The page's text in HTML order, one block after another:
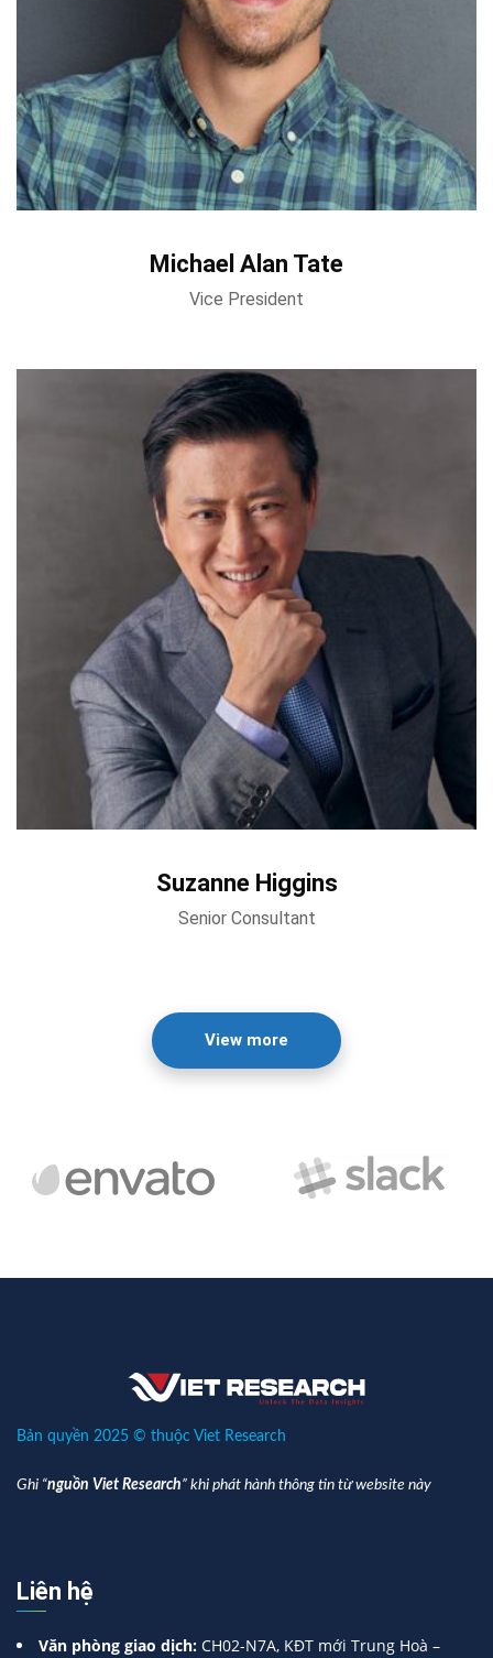
Michael Alan Tate
Vice President
Suzanne Higgins
Senior Consultant
View more
Bản quyền 2025 © thuộc Viet Research
Ghi “nguồn Viet Research” khi phát hành thông tin từ website này
Liên hệ
Văn phòng giao dịch: CH02-N7A, KĐT mới Trung Hoà –